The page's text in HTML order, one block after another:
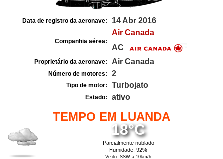
Data de registro da aeronave: 14 Abr 2016
Companhia aérea:
Air Canada
AC
Proprietário da aeronave: Air Canada
Número de motores: 2
Tipo de motor: Turbojato
Estado: ativo
TEMPO EM LUANDA
18°C
Parcialmente nublado
Humidade: 92%
Vento: SSW a 10km/h